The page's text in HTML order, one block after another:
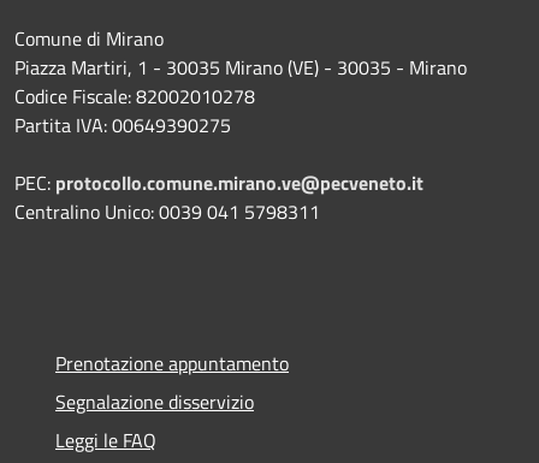
Comune di Mirano
Piazza Martiri, 1 - 30035 Mirano (VE) - 30035 - Mirano
Codice Fiscale: 82002010278
Partita IVA: 00649390275
PEC: protocollo.comune.mirano.ve@pecveneto.it
Centralino Unico: 0039 041 5798311
Prenotazione appuntamento
Segnalazione disservizio
Leggi le FAQ